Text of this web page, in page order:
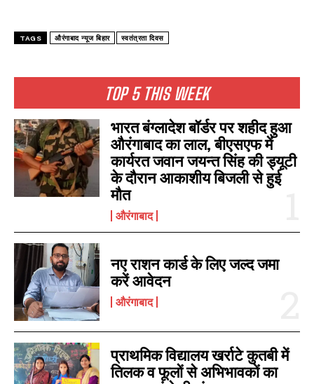
TOP 5 THIS WEEK
भारत बंग्लादेश बॉर्डर पर शहीद हुआ
औरंगाबाद का लाल, बीएसएफ में
कार्यरत जवान जयन्त सिंह की ड्यूटी
के दौरान आकाशीय बिजली से हुई
मौत
औरंगाबाद
नए राशन कार्ड के लिए जल्द जमा
करें आवेदन
औरंगाबाद
प्राथमिक विद्यालय खर्राटे कुतबी में
तिलक व फूलों से अभिभावकों का
TAGS औरंगाबाद न्यूज बिहार स्वतंत्रता दिवस